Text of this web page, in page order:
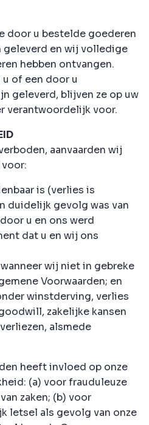
door u bestelde goederen
geleverd en wij volledige
hebben ontvangen.
of een door u
geleverd, blijven ze op uw
verantwoordelijk voor.
aanvaarden wij
is (verlies is
duidelijk gevolg was van
u en ons werd
dat u en wij ons
wij niet in gebreke
Voorwaarden; en
winstderving, verlies
zakelijke kansen
alsmede
heeft invloed op onze
(a) voor frauduleuze
zaken; (b) voor
letsel als gevolg van onze